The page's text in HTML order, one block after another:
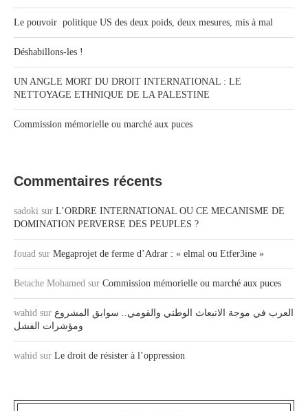
Le pouvoir politique US des deux poids, deux mesures, mis à mal
Déshabillons-les !
UN ANGLE MORT DU DROIT INTERNATIONAL : LE
NETTOYAGE ETHNIQUE DE LA PALESTINE
Commission mémorielle ou marché aux puces
Commentaires récents
sadoki sur L’ORDRE INTERNATIONAL OU CE MECANISME DE
DOMINATION PERVERSE DES PEUPLES ?
fouad sur Megaprojet de ferme d’Adrar : « elmal ou Etfer3ine »
Betache Mohamed sur Commission mémorielle ou marché aux puces
wahid sur العرب في موجة الانبعاث الوطني والقومي.. سوابق المشروع
ومؤشرات الفشل
wahid sur Le droit de résister à l’oppression